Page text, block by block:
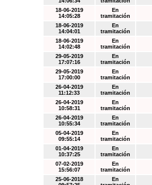
18-06-2019
14:05:28
En
tramitación
18-06-2019
14:04:01
En
tramitación
18-06-2019
14:02:48
En
tramitación
29-05-2019
17:07:16
En
tramitación
29-05-2019
17:00:00
En
tramitación
26-04-2019
11:12:33
En
tramitación
26-04-2019
10:58:31
En
tramitación
26-04-2019
10:55:34
En
tramitación
05-04-2019
09:55:14
En
tramitación
01-04-2019
10:37:25
En
tramitación
07-02-2019
15:56:07
En
tramitación
25-06-2018
En